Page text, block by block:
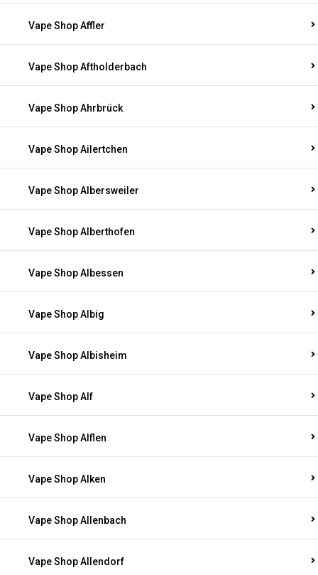
Vape Shop Affler
Vape Shop Aftholderbach
Vape Shop Ahrbrück
Vape Shop Ailertchen
Vape Shop Albersweiler
Vape Shop Alberthofen
Vape Shop Albessen
Vape Shop Albig
Vape Shop Albisheim
Vape Shop Alf
Vape Shop Alflen
Vape Shop Alken
Vape Shop Allenbach
Vape Shop Allendorf